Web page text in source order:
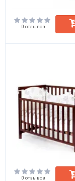
0 отзывов
0 отзывов